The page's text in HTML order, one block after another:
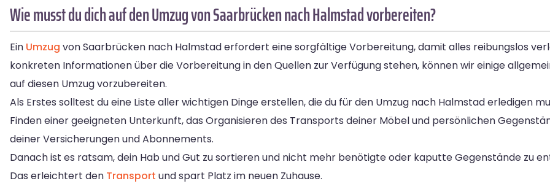
Wie musst du dich auf den Umzug von Saarbrücken nach Halmstad vorbereiten?
Ein Umzug von Saarbrücken nach Halmstad erfordert eine sorgfältige Vorbereitung, damit alles reibungslos
konkreten Informationen über die Vorbereitung in den Quellen zur Verfügung stehen, können wir einige
auf diesen Umzug vorzubereiten.
Als Erstes solltest du eine Liste aller wichtigen Dinge erstellen, die du für den Umzug nach Halmstad erledigen
Finden einer geeigneten Unterkunft, das Organisieren des Transports deiner Möbel und persönlichen
deiner Versicherungen und Abonnements.
Danach ist es ratsam, dein Hab und Gut zu sortieren und nicht mehr benötigte oder kaputte Gegenstände zu
Das erleichtert den Transport und spart Platz im neuen Zuhause.